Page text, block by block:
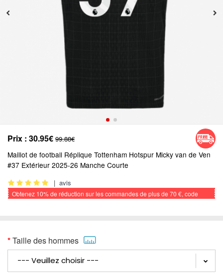
Prix : 30.95€ 99.88€
Maillot de football Réplique Tottenham Hotspur Micky van de Ven
#37 Extérieur 2025-26 Manche Courte
| avis
Obtenez 10%de réduction sur les commandes de plus de 70 €, code
Taille des hommes